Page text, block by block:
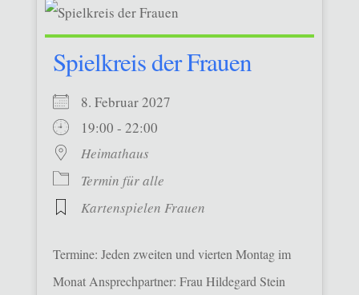
Spielkreis der Frauen
8. Februar 2027
19:00 - 22:00
Heimathaus
Termin für alle
Kartenspielen Frauen
Termine: Jeden zweiten und vierten Montag im
Monat Ansprechpartner: Frau Hildegard Stein